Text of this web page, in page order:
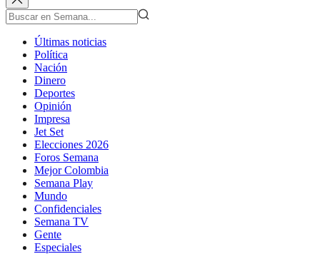
Últimas noticias
Política
Nación
Dinero
Deportes
Opinión
Impresa
Jet Set
Elecciones 2026
Foros Semana
Mejor Colombia
Semana Play
Mundo
Confidenciales
Semana TV
Gente
Especiales